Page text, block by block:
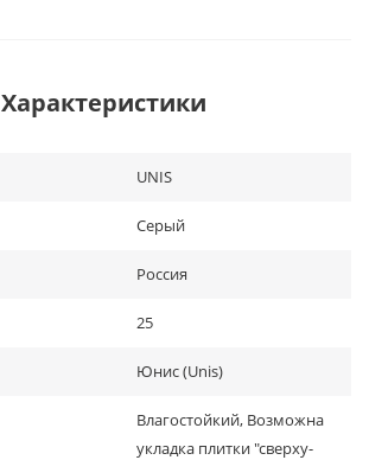
Характеристики
UNIS
Серый
Россия
25
Юнис (Unis)
Влагостойкий, Возможна
укладка плитки "сверху-